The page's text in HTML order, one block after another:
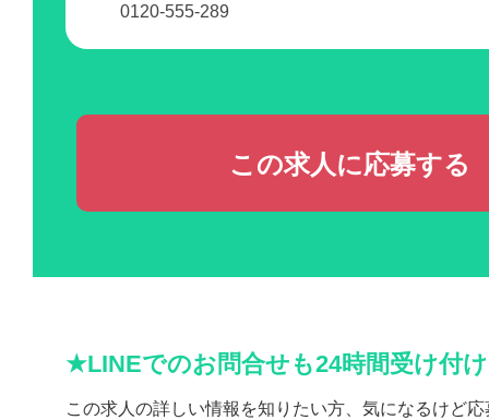
0120-555-289
この求人に応募する
★LINEでのお問合せも24時間受け付
この求人の詳しい情報を知りたい方、気になるけど